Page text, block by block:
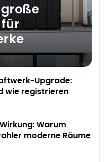
für
Upgrade:
wie registrieren
Warum
moderne Räume